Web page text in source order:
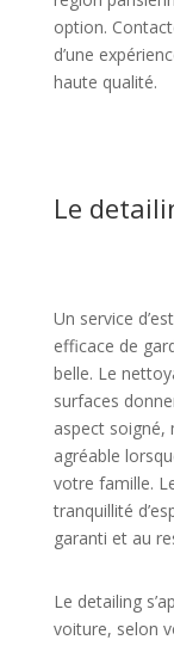
option.
d’une
haute qualité.
Le
Un service
efficace de
belle. Le
surfaces
aspect soigné,
agréable
votre famille.
tranquillité
garanti et au
Le detailing
voiture, selon